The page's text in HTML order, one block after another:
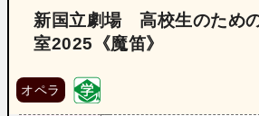
新国立劇場 高校生のため
室2025《魔笛》
オペラ